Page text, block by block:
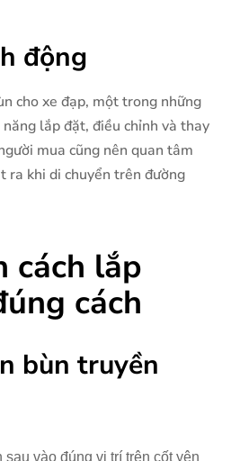
động
cho xe đạp, một trong những
lắp đặt, điều chỉnh và thay
mua cũng nên quan tâm
ra khi di chuyển trên đường
cách lắp
cách
bùn truyền
vào đúng vị trí trên cốt yên